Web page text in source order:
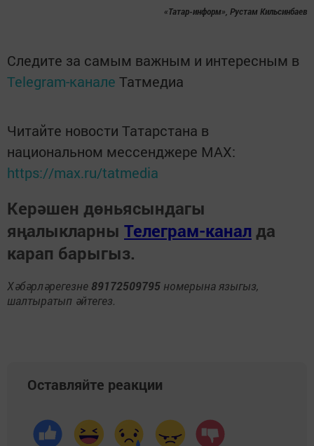
«Татар-информ», Рустам Кильсинбаев
Следите за самым важным и интересным в
Telegram-канале Татмедиа
Читайте новости Татарстана в
национальном мессенджере MАХ:
https://max.ru/tatmedia
Керәшен дөньясындагы
яңалыкларны Телеграм-канал да
карап барыгыз.
Хәбәрләрегезне 89172509795 номерына языгыз,
шалтыратып әйтегез.
Оставляйте реакции